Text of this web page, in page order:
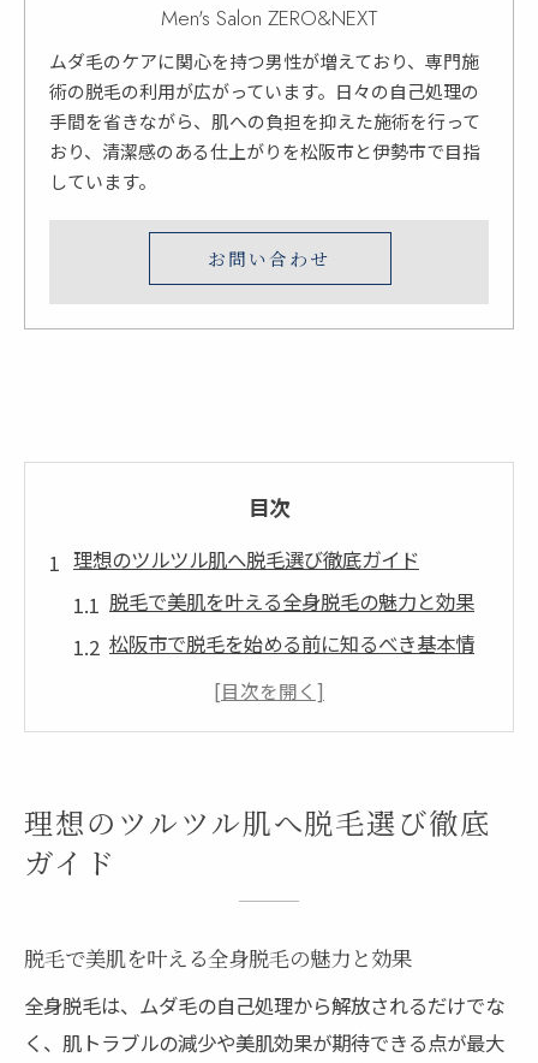
Men's Salon ZERO&NEXT
ムダ毛のケアに関心を持つ男性が増えており、専門施
術の脱毛の利用が広がっています。日々の自己処理の
手間を省きながら、肌への負担を抑えた施術を行って
おり、清潔感のある仕上がりを松阪市と伊勢市で目指
しています。
お問い合わせ
目次
理想のツルツル肌へ脱毛選び徹底ガイド
脱毛で美肌を叶える全身脱毛の魅力と効果
松阪市で脱毛を始める前に知るべき基本情
脱毛の施術回数や完了までの流れを確認し
脱毛前に知るべき全身脱毛の効果と注意点
全身脱毛は何回で理想のツルツル肌に？
医療脱毛とエステ脱毛の違いと選び方
理想のツルツル肌へ脱毛選び徹底
ガイド
脱毛で美肌を叶える全身脱毛の魅力と効果
全身脱毛は、ムダ毛の自己処理から解放されるだけでな
く、肌トラブルの減少や美肌効果が期待できる点が最大